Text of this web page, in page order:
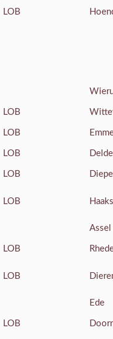
LOB
LOB
LOB
LOB
LOB
LOB
Assel
LOB
LOB
Ede
LOB